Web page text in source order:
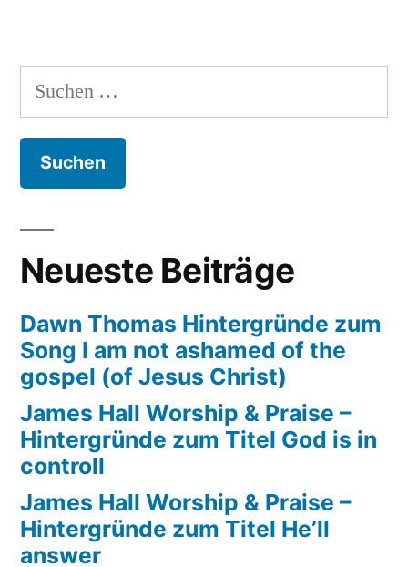
Suchen
nach:
Neueste Beiträge
Dawn Thomas Hintergründe zum
Song I am not ashamed of the
gospel (of Jesus Christ)
James Hall Worship & Praise –
Hintergründe zum Titel God is in
controll
James Hall Worship & Praise –
Hintergründe zum Titel He’ll
answer